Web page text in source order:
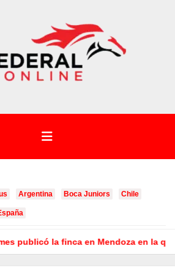
Argentina Boca Juniors Chile
que CEOs y millonarios de empresas